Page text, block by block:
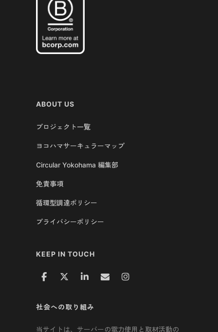
ABOUT US
プロジェクト一覧
ヨコハマサーキュラーマップ
Circular Yokohama 編集部
免責事項
循環型調達ポリシー
プライバシーポリシー
KEEP IN TOUCH
社会への取り組み
当サイトは、サーバーの電力使用と取材活動の